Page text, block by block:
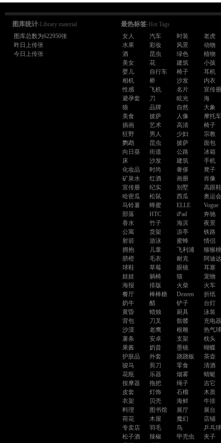
图库统计-Library material
图库总数为622950张
昨日上传张
今日上传张
最热标签-Hot Tags
女人
汽车 时装
老虎
水果
彩妆 风景
动物
酒
昆虫 绿色
植物
美女
花 建筑
小孩
婴儿
自行车 椅子
耳机
相机
桥 沙发
内衣
性感
飞机 名片
宣传册
避孕套
刀 眩光
海
狼
品牌 自然
大象
美食
披萨 人像
摩托车
插画
艺术 高清
椅子
狂野
男人 少妇
宗教
鹦鹉
昆虫 披萨
面包
向日葵
街道 公路
冰箱
床
沙发 建筑
手机
化妆品
时尚 奢侈
凳子
矿泉水
红酒 画册
肖像
宣传册
纪实 别墅
高跟鞋
哈密瓜
松鼠 西瓜
奥运会
马铃薯
蜂蜜 ELLE
Vogue
部落
HTC iPad
奔驰
香水
竹子 海滨
夜景
公寓
货架 凉亭
铁路
射箭
游泳 蜜蜂
情侣
拥抱
儿童 飞利浦
猕猴桃
脐橙
毛衣 耐克
阿迪
球鞋
草莓 眼镜
耳塞
娃娃
躺椅 猫
宠物
海报
排版 火柴
火车
餐厅
棒棒糖 Dezeen
折纸
奶牛
醋 铲子
台灯
黄昏
蜡烛 厨具
泳装
背包
刀叉 骷髅
充电器
沙漠
老鹰 根雕
热气球
薯条
安卓 支架
枕头
果酱
奶昔 墨镜
蝴蝶
护肤品
外套 跷跷板
茶壶
骏马
剪刀 零食
清酒
花瓶
乐器 烟雾
蜻蜓
按摩器
拖把 绳子
吉它
皮套
灯饰 石榴
木质
衣架
贝壳 海鲜
牛排
料理
图书馆 展厅
展台
荷花
木屋 魔幻
店铺
专卖店
羽毛 鸟
乒乓球
松子酒
辣椒 甲壳虫
夹子